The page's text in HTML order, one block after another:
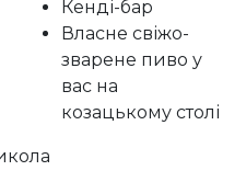
Кенді-бар
Власне свіжо-
зварене пиво у
вас на
козацькому столі